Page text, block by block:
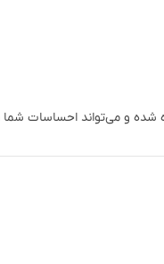
و طراحی حرفه‌ای آماده شده و